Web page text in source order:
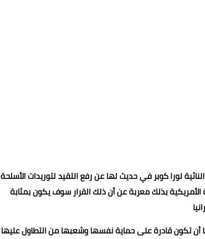
لورا كوبر في حديث لها عن رفع التقيد لتوريدات الأسلحة
بذلك معربة عن أن ذلك القرار سوف يكون بمثابة
تكون قادرة على حماية نفسها وشعبها من التطاول عليها